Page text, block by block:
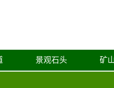
景观石头 矿